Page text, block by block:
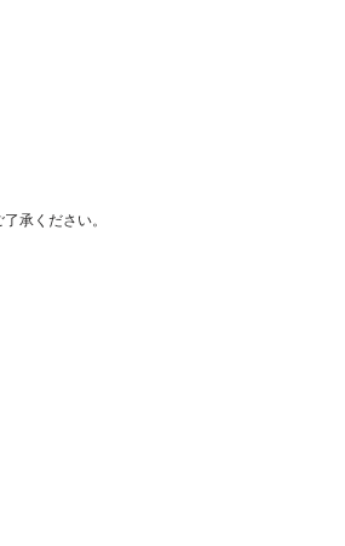
承ください。